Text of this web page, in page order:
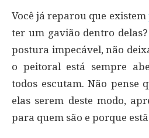
Você já reparou que existem
ter um gavião dentro
postura impecável, não
o peitoral está sempre
todos escutam. Não pense
elas serem deste modo,
para quem são e porque